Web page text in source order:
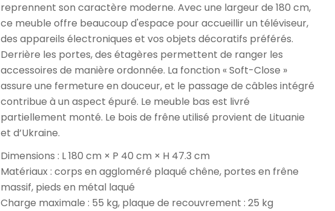
reprennent son caractère moderne. Avec une largeur de 180 cm,
ce meuble offre beaucoup d'espace pour accueillir un téléviseur,
des appareils électroniques et vos objets décoratifs préférés.
Derrière les portes, des étagères permettent de ranger les
accessoires de manière ordonnée. La fonction « Soft-Close »
assure une fermeture en douceur, et le passage de câbles intégré
contribue à un aspect épuré. Le meuble bas est livré
partiellement monté. Le bois de frêne utilisé provient de Lituanie
et d’Ukraine.
Dimensions : L 180 cm × P 40 cm × H 47.3 cm
Matériaux : corps en aggloméré plaqué chêne, portes en frêne
massif, pieds en métal laqué
Charge maximale : 55 kg, plaque de recouvrement : 25 kg